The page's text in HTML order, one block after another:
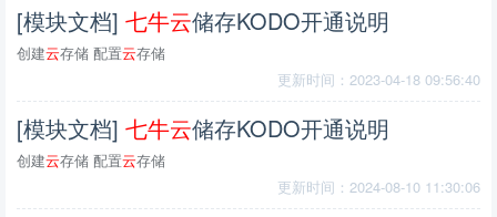
[模块文档] 七牛云储存KODO开通说明
创建云存储 配置云存储
更新时间：2023-04-18 09:56:40
[模块文档] 七牛云储存KODO开通说明
创建云存储 配置云存储
更新时间：2024-08-10 11:30:06